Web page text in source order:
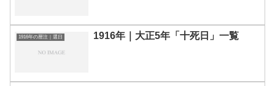
1916年の暦注｜選日 1916年｜大正5年「十死日」一覧